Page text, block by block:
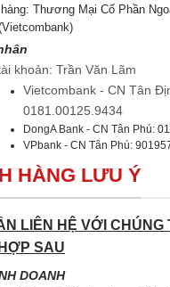
hàng: Thương Mại Cổ Phần
khoản: Trần Văn Lãm
Vietcombank - CN Tân
0181.00125.9434
DongA Bank - CN Tân Phú:
VPbank - CN Tân Phú:
HÀNG LƯU Ý
LIÊN HỆ VỚI CHÚNG
SAU
DOANH